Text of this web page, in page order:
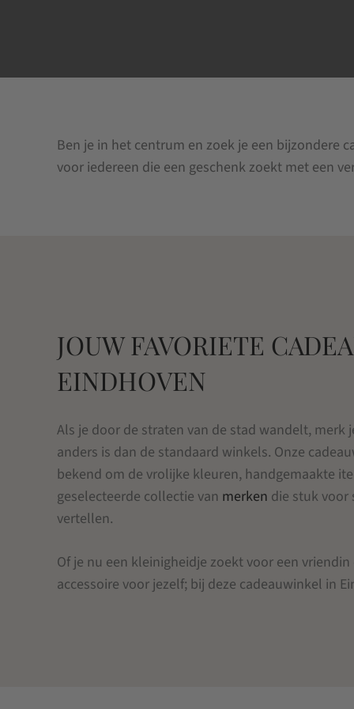
Ben je in het centrum en zoek je een bijzondere
voor iedereen die een geschenk zoekt met een
JOUW FAVORIETE
EINDHOVEN
Als je door de straten van de stad wandelt, merk
anders is dan de standaard winkels. Onze
bekend om de vrolijke kleuren, handgemaakte
geselecteerde collectie van merken die stuk voor
vertellen.
Of je nu een kleinigheidje zoekt voor een
accessoire voor jezelf; bij deze cadeauwinkel in